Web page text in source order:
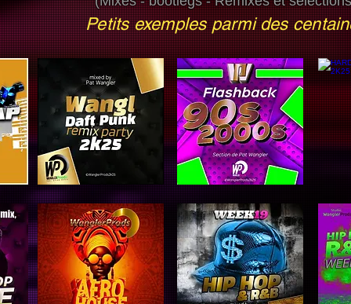
Petits exemples parmi des